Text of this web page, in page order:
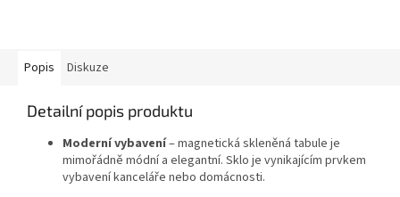
Popis Diskuze
Detailní popis produktu
Moderní vybavení– magnetická skleněná tabule je
mimořádně módní a elegantní. Sklo je vynikajícím prvkem
vybavení kanceláře nebo domácnosti.